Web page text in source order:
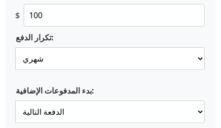
$
تكرار الدفع:
بدء المدفوعات الإضافية: